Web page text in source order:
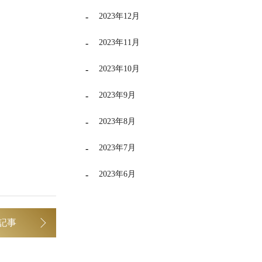
事
2023年12月
2023年11月
2023年10月
2023年9月
2023年8月
2023年7月
2023年6月